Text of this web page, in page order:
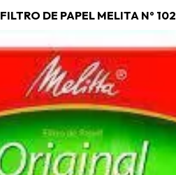
FILTRO DE PAPEL MELITA Nº 102